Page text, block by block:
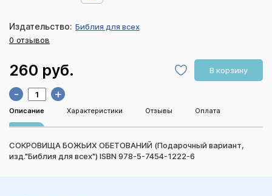
Издательство: Библия для всех
0 отзывов
260 руб. В корзину
- +
Описание Характеристики Отзывы Оплата
СОКРОВИЩА БОЖЬИХ ОБЕТОВАНИЙ (Подарочный вариант,
изд."Библия для всех") ISBN 978-5-7454-1222-6